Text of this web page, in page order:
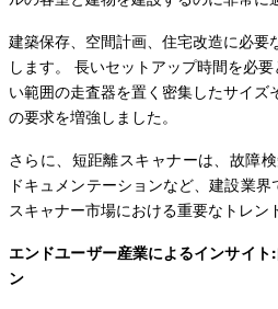
建築保存、空間計画、住宅改造に必要
します。 長いセットアップ時間を必
い範囲の走査器を置く密集したサイズ
の要求を増強しました。
さらに、短距離スキャナーは、故障
ドキュメンテーションなど、建設業
スキャナー市場における重要なトレン
エンドユーザー産業によるインサイ
ン